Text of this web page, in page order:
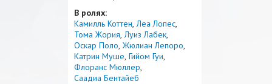
В ролях:
Камилль Коттен Леа Лопес
Тома Жория Луиз Лабек
Оскар Поло Жюлиан Лепоро
Катрин Муше Гийом Гуи
Флоранс Мюллер
Саадиа Бентайеб